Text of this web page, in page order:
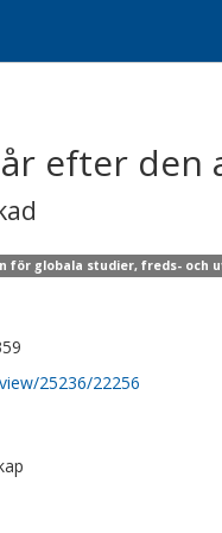
efter den
för globala studier, freds- och
25236/22256